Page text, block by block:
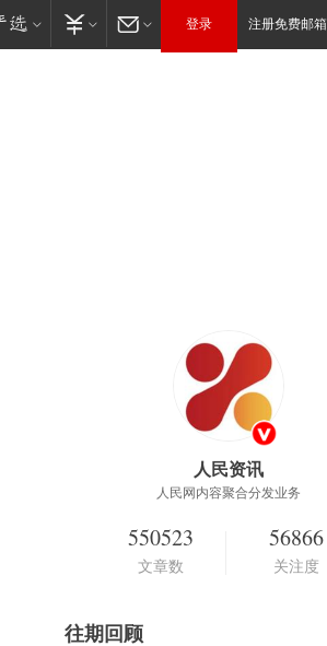
登录 注册免费邮箱
人民资讯
人民网内容聚合分发业务
550523
文章数
56866
关注度
往期回顾